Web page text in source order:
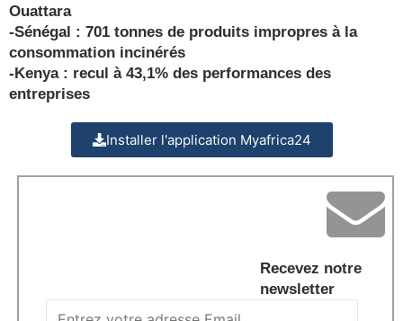
Ouattara
-Sénégal : 701 tonnes de produits impropres à la
consommation incinérés
-Kenya : recul à 43,1% des performances des
entreprises
Installer l'application Myafrica24
Recevez notre
newsletter